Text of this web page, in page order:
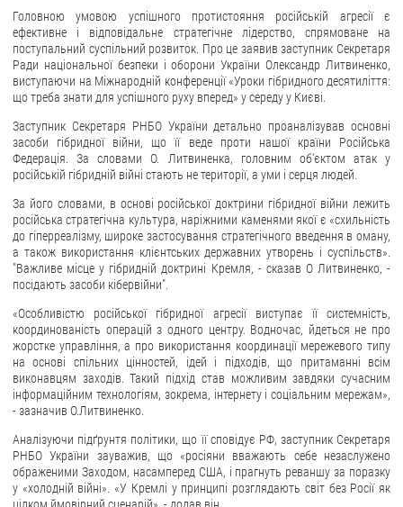
Новини
Drone Deals
Фотогалерея
Відеогалерея
ЗВЕРНЕННЯ ГРОМАДЯН
Звернення громадян
Електронне звернення
ДОСТУП ДО ПУБЛІЧНОЇ ІНФОРМАЦІЇ
Організація доступу до публічної інформації
Облік публічної інформації
Питання запобігання корупції
Публічні закупівлі
Внутрішній аудит
ДЕРЖАВНИЙ РЕЄСТР САНКЦІЙ
Головною умовою успішного протистояння російській агресії є
ефективне і відповідальне стратегічне лідерство, спрямоване на
поступальний суспільний розвиток. Про це заявив заступник Секретаря
Ради національної безпеки і оборони України Олександр Литвиненко,
виступаючи на Міжнародній конференції «Уроки гібридного десятиліття:
що треба знати для успішного руху вперед» у середу у Києві.
Заступник Секретаря РНБО України детально проаналізував основні
засоби гібридної війни, що її веде проти нашої країни Російська
Федерація. За словами О. Литвиненка, головним об'єктом атак у
російській гібридній війні стають не території, а уми і серця людей.
За його словами, в основі російської доктрини гібридної війни лежить
російська стратегічна культура, наріжними каменями якої є «схильність
до гіперреалізму, широке застосування стратегічного введення в оману,
а також використання клієнтських державних утворень і суспільств».
"Важливе місце у гібридній доктрині Кремля, - сказав О Литвиненко, -
посідають засоби кібервійни".
«Особливістю російської гібридної агресії виступає її системність,
координованість операцій з одного центру. Водночас, йдеться не про
жорстке управління, а про використання координації мережевого типу
на основі спільних цінностей, ідей і підходів, що притаманні всім
виконавцям заходів. Такий підхід став можливим завдяки сучасним
інформаційним технологіям, зокрема, інтернету і соціальним мережам»,
- зазначив О.Литвиненко.
Аналізуючи підґрунтя політики, що її сповідує РФ, заступник Секретаря
РНБО України зауважив, що «росіяни вважають себе незаслужено
ображеними Заходом, насамперед США, і прагнуть реваншу за поразку
у «холодній війні». «У Кремлі у принципі розглядають світ без Росії як